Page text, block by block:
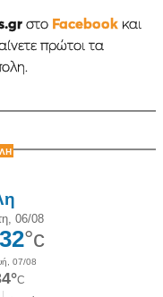
στο Facebookκαι
πρώτοι τα